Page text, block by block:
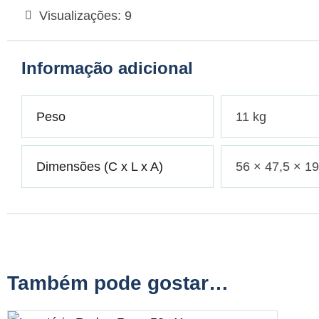
Visualizações: 9
Informação adicional
Peso 11 kg
Dimensões (C x L x A) 56 × 47,5 ×
Também pode gostar…